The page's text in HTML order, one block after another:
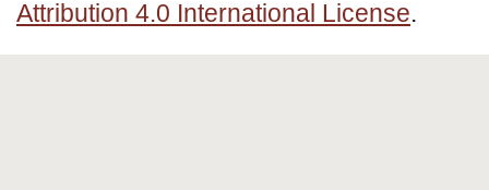
Attribution 4.0 International License.